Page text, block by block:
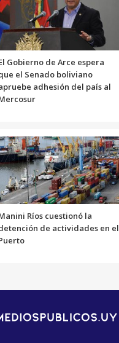
Gobierno de Arce espera
el Senado boliviano
adhesión del país al
Ríos cuestionó la
de actividades en el